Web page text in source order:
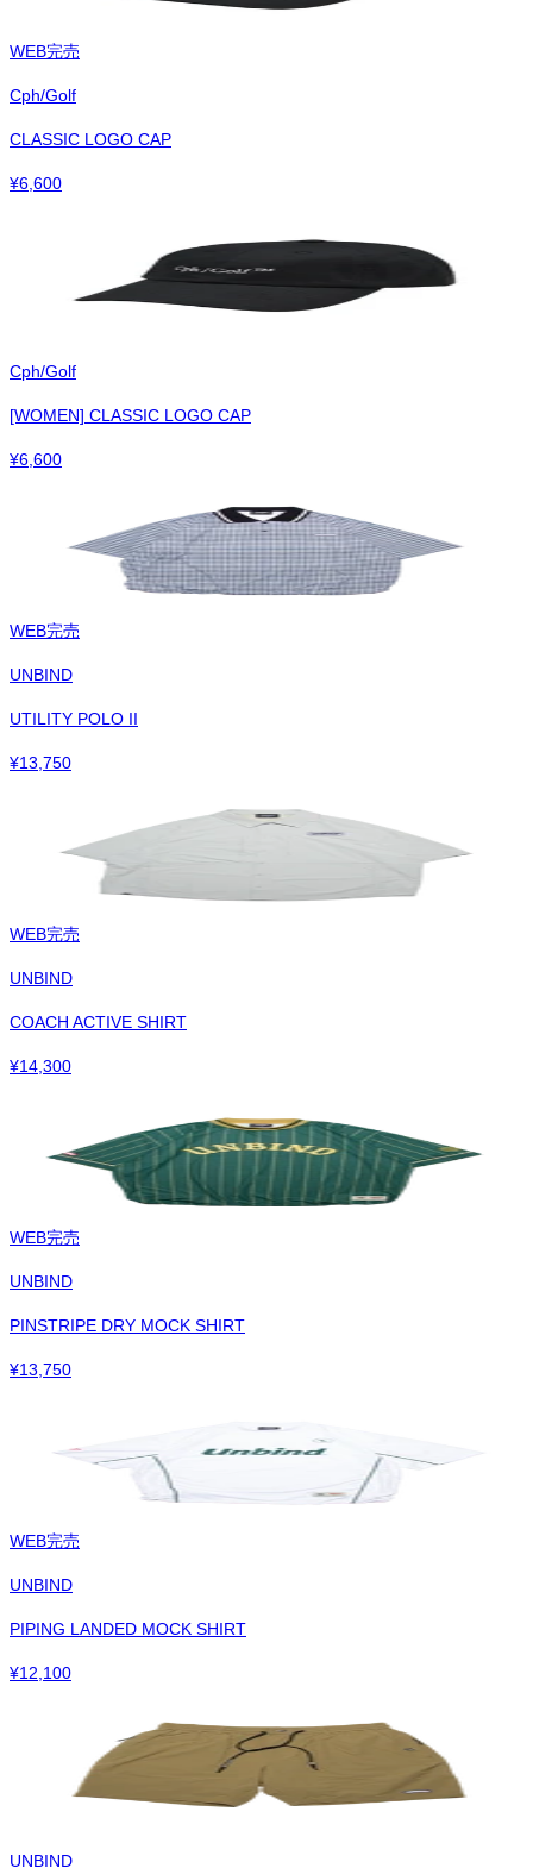
WEB完売
Cph/Golf
CLASSIC LOGO CAP
¥6,600
Cph/Golf
[WOMEN] CLASSIC LOGO CAP
¥6,600
WEB完売
UNBIND
UTILITY POLO II
¥13,750
WEB完売
UNBIND
COACH ACTIVE SHIRT
¥14,300
WEB完売
UNBIND
PINSTRIPE DRY MOCK SHIRT
¥13,750
WEB完売
UNBIND
PIPING LANDED MOCK SHIRT
¥12,100
UNBIND